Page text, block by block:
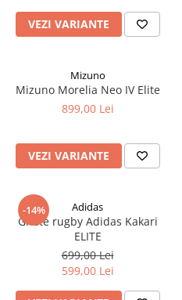
VEZI VARIANTE
Mizuno
Mizuno Morelia Neo IV Elite
899,00 Lei
VEZI VARIANTE
-14% Adidas
Ghete rugby Adidas Kakari
ELITE
699,00 Lei
599,00 Lei